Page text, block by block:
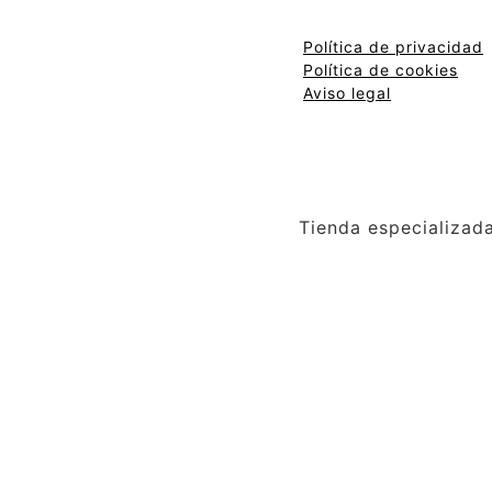
Política de privacidad
Política de cookies
Aviso legal
Tienda